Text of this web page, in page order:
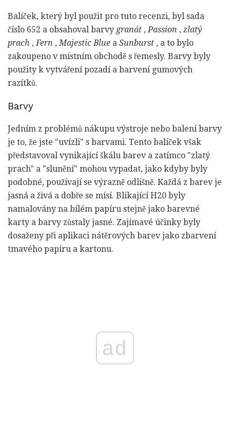
Balíček, který byl použit pro tuto recenzi, byl sada
číslo 652 a obsahoval barvy granát ,Passion , zlatý
prach ,Fern ,Majestic Blue a Sunburst , a to bylo
zakoupeno v místním obchodě s řemesly. Barvy byly
použity k vytváření pozadí a barvení gumových
razítků.
Barvy
Jedním z problémů nákupu výstroje nebo balení barvy
je to, že jste "uvízli" s barvami. Tento balíček však
představoval vynikající škálu barev a zatímco "zlatý
prach" a "slunění" mohou vypadat, jako kdyby byly
podobné, používají se výrazně odlišně. Každá z barev je
jasná a živá a dobře se mísí. Blikající H20 byly
namalovány na bílém papíru stejně jako barevné
karty a barvy zůstaly jasné. Zajímavé účinky byly
dosaženy při aplikaci nátěrových barev jako zbarvení
tmavého papíru a kartonu.
ad